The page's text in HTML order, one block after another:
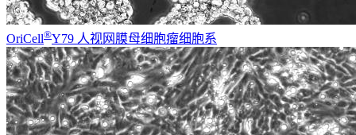
OriCell®Y79 人视网膜母细胞瘤细胞系